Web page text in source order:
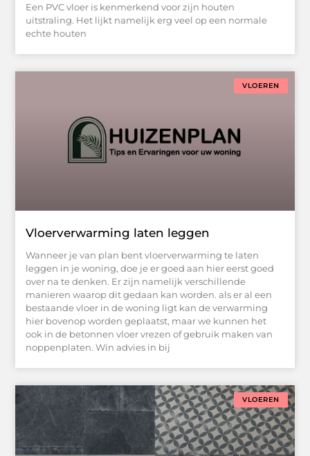
Een PVC vloer is kenmerkend voor zijn houten
uitstraling. Het lijkt namelijk erg veel op een normale
echte houten
VLOEREN
Vloerverwarming laten leggen
Wanneer je van plan bent vloerverwarming te laten
leggen in je woning, doe je er goed aan hier eerst goed
over na te denken. Er zijn namelijk verschillende
manieren waarop dit gedaan kan worden. als er al een
bestaande vloer in de woning ligt kan de verwarming
hier bovenop worden geplaatst, maar we kunnen het
ook in de betonnen vloer vrezen of gebruik maken van
noppenplaten. Win advies in bij
VLOEREN